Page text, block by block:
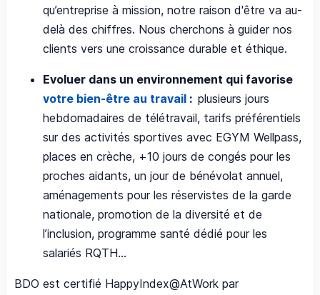
qu’entreprise à mission, notre raison d'être va au-
delà des chiffres. Nous cherchons à guider nos
clients vers une croissance durable et éthique.
Evoluer dans un environnement qui favorise
votre bien-être au travail : plusieurs jours
hebdomadaires de télétravail, tarifs préférentiels
sur des activités sportives avec EGYM Wellpass,
places en crèche, +10 jours de congés pour les
proches aidants, un jour de bénévolat annuel,
aménagements pour les réservistes de la garde
nationale, promotion de la diversité et de
l’inclusion, programme santé dédié pour les
salariés RQTH…
BDO est certifié HappyIndex@AtWork par